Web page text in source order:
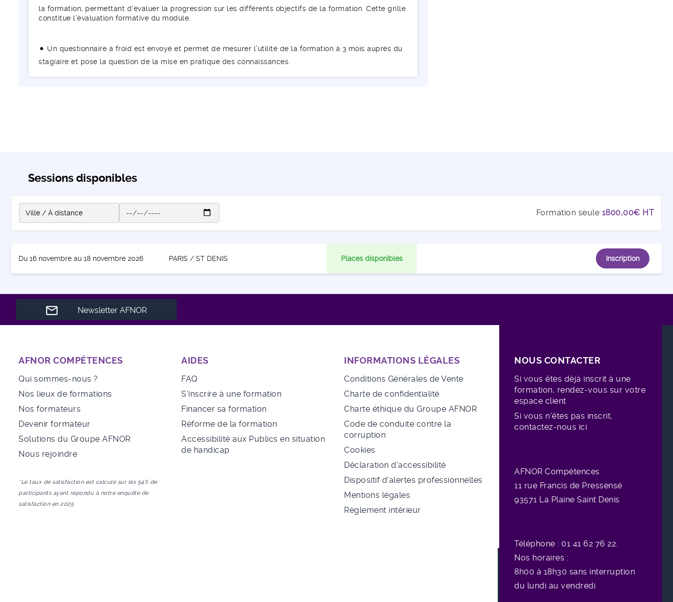
la formation, permettant d’évaluer la progression sur les différents objectifs de la formation. Cette grille
constitue l’évaluation formative du module.
Un questionnaire à froid est envoyé et permet de mesurer l’utilité de la formation à 3 mois auprès du
stagiaire et pose la question de la mise en pratique des connaissances.
Sessions disponibles
Formation seule 1800,00€ HT
Du 16 novembre au 18 novembre 2026 PARIS / ST DENIS Places disponibles Inscription
Newsletter AFNOR
AFNOR COMPÉTENCES
Qui sommes-nous ?
Nos lieux de formations
Nos formateurs
Devenir formateur
Solutions du Groupe AFNOR
Nous rejoindre
*Le taux de satisfaction est calculé sur les 54% de
participants ayant répondu à notre enquête de
satisfaction en 2025
AIDES
FAQ
S'inscrire à une formation
Financer sa formation
Réforme de la formation
Accessibilité aux Publics en situation
de handicap
INFORMATIONS LÉGALES
Conditions Générales de Vente
Charte de confidentialité
Charte éthique du Groupe AFNOR
Code de conduite contre la
corruption
Cookies
Déclaration d'accessibilité
Dispositif d'alertes professionnelles
Mentions légales
Règlement intérieur
NOUS CONTACTER
Si vous êtes déjà inscrit à une
formation, rendez-vous sur votre
espace client
Si vous n'êtes pas inscrit,
contactez-nous ici
AFNOR Compétences
11 rue Francis de Pressensé
93571 La Plaine Saint Denis
Téléphone : 01 41 62 76 22.
Nos horaires :
8h00 à 18h30 sans interruption
du lundi au vendredi